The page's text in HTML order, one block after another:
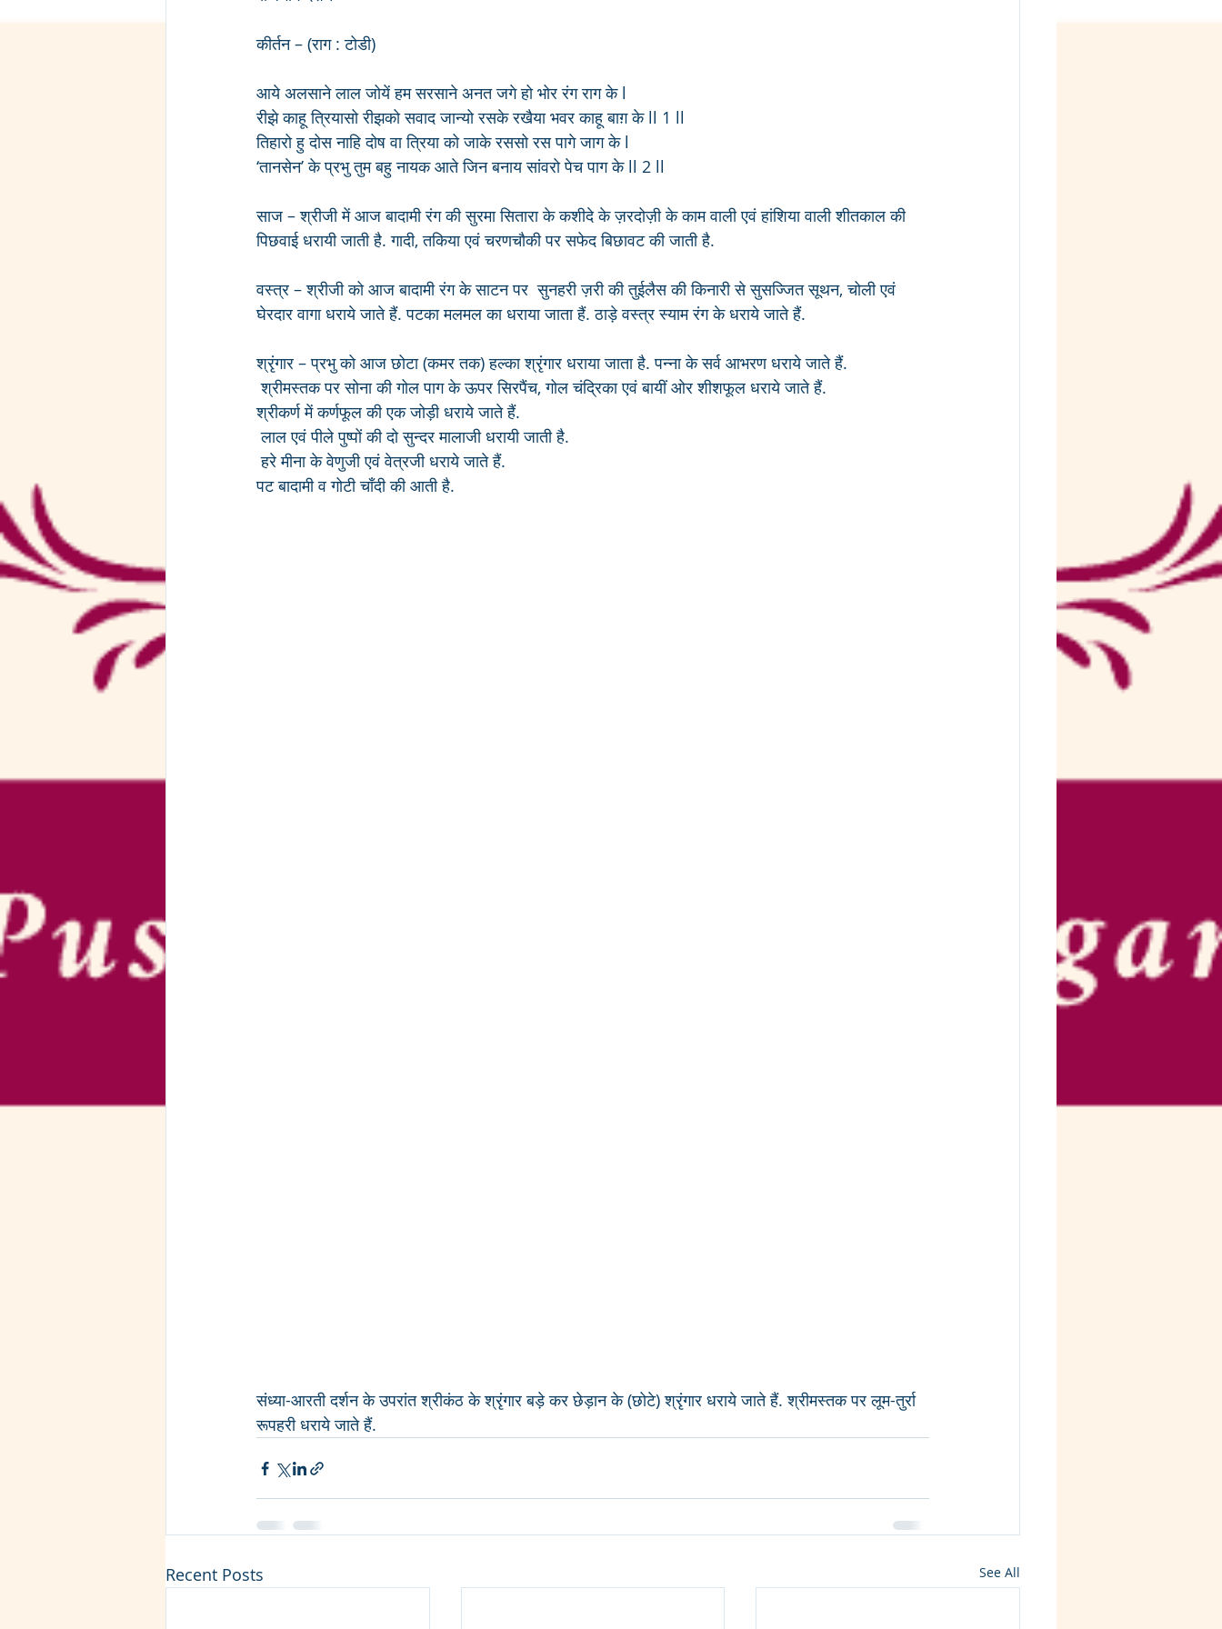
कीर्तन – (राग : टोडी)
आये अलसाने लाल जोयें हम सरसाने अनत जगे हो भोर रंग राग के l
रीझे काहू त्रियासो रीझको सवाद जान्यो रसके रखैया भवर काहू बाग़ के ll 1 ll
तिहारो हु दोस नाहि दोष वा त्रिया को जाके रससो रस पागे जाग के l
‘तानसेन’ के प्रभु तुम बहु नायक आते जिन बनाय सांवरो पेच पाग के ll 2 ll
साज – श्रीजी में आज बादामी रंग की सुरमा सितारा के कशीदे के ज़रदोज़ी के काम वाली एवं हांशिया वाली शीतकाल की
पिछवाई धरायी जाती है. गादी, तकिया एवं चरणचौकी पर सफेद बिछावट की जाती है.
वस्त्र – श्रीजी को आज बादामी रंग के साटन पर  सुनहरी ज़री की तुईलैस की किनारी से सुसज्जित सूथन, चोली एवं
घेरदार वागा धराये जाते हैं. पटका मलमल का धराया जाता हैं. ठाड़े वस्त्र स्याम रंग के धराये जाते हैं.
श्रृंगार – प्रभु को आज छोटा (कमर तक) हल्का श्रृंगार धराया जाता है. पन्ना के सर्व आभरण धराये जाते हैं.
श्रीमस्तक पर सोना की गोल पाग के ऊपर सिरपैंच, गोल चंद्रिका एवं बायीं ओर शीशफूल धराये जाते हैं.
श्रीकर्ण में कर्णफूल की एक जोड़ी धराये जाते हैं.
लाल एवं पीले पुष्पों की दो सुन्दर मालाजी धरायी जाती है.
हरे मीना के वेणुजी एवं वेत्रजी धराये जाते हैं.
पट बादामी व गोटी चाँदी की आती है.
संध्या-आरती दर्शन के उपरांत श्रीकंठ के श्रृंगार बड़े कर छेड़ान के (छोटे) श्रृंगार धराये जाते हैं. श्रीमस्तक पर लूम-तुर्रा
रूपहरी धराये जाते हैं.
Recent Posts See All